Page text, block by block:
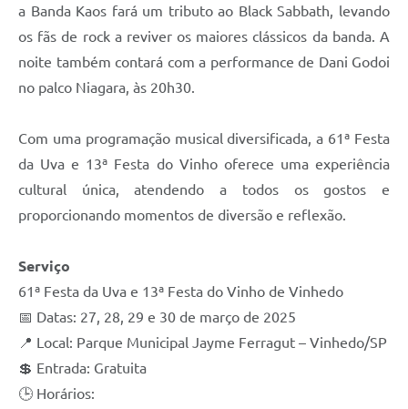
a Banda Kaos fará um tributo ao Black Sabbath, levando
os fãs de rock a reviver os maiores clássicos da banda. A
noite também contará com a performance de Dani Godoi
no palco Niagara, às 20h30.
Com uma programação musical diversificada, a 61ª Festa
da Uva e 13ª Festa do Vinho oferece uma experiência
cultural única, atendendo a todos os gostos e
proporcionando momentos de diversão e reflexão.
Serviço
61ª Festa da Uva e 13ª Festa do Vinho de Vinhedo
📅 Datas: 27, 28, 29 e 30 de março de 2025
📍 Local: Parque Municipal Jayme Ferragut – Vinhedo/SP
💲 Entrada: Gratuita
🕒 Horários: